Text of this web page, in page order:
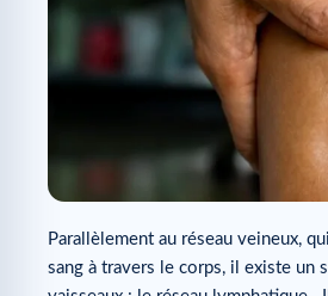
Parallèlement au réseau veineux,
sang à travers le corps, il existe un